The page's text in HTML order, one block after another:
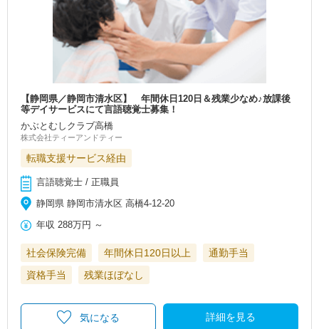
【静岡県／静岡市清水区】 年間休日120日＆残業少なめ♪放課後
等デイサービスにて言語聴覚士募集！
かぶとむしクラブ高橋
株式会社ティーアンドティー
転職支援サービス経由
言語聴覚士 / 正職員
静岡県 静岡市清水区 高橋4-12-20
年収 288万円 ～
社会保険完備 年間休日120日以上
通勤手当
資格手当
残業ほぼなし
詳細を見る
気になる